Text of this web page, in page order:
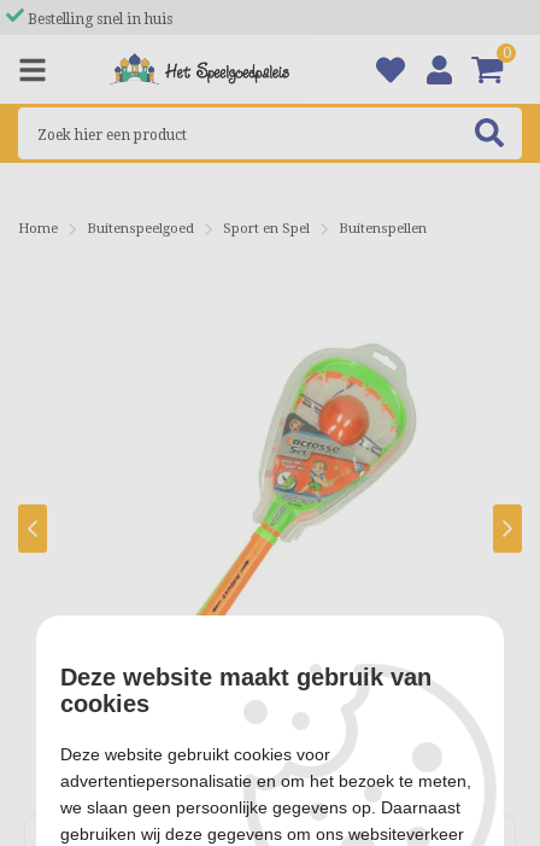
Bestelling snel in huis
0
Home Buitenspeelgoed Sport en Spel Buitenspellen
Deze website maakt gebruik van
cookies
Deze website gebruikt cookies voor
advertentiepersonalisatie en om het bezoek te meten,
we slaan geen persoonlijke gegevens op. Daarnaast
gebruiken wij deze gegevens om ons websiteverkeer